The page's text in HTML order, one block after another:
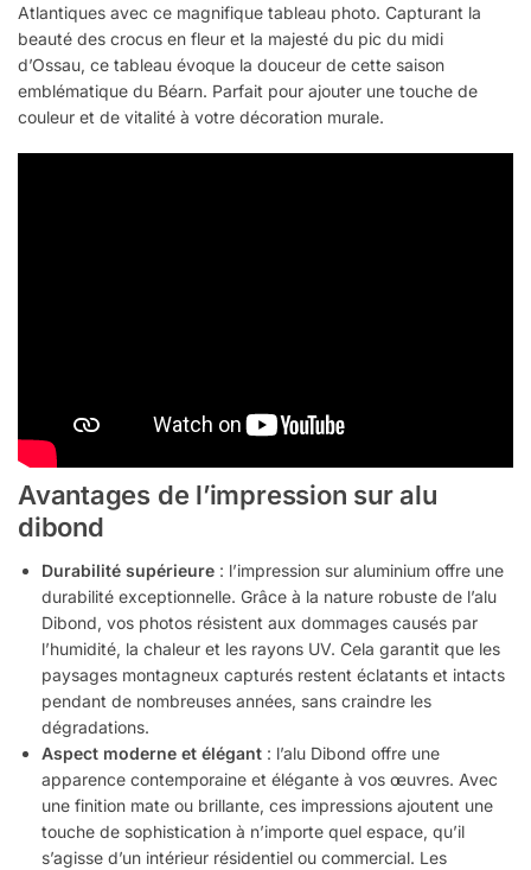
Atlantiques avec ce magnifique tableau photo. Capturant la
beauté des crocus en fleur et la majesté du pic du midi
d’Ossau, ce tableau évoque la douceur de cette saison
emblématique du Béarn. Parfait pour ajouter une touche de
couleur et de vitalité à votre décoration murale.
Avantages de l’impression sur alu
dibond
Durabilité supérieure : l’impression sur aluminium offre une
durabilité exceptionnelle. Grâce à la nature robuste de l’alu
Dibond, vos photos résistent aux dommages causés par
l’humidité, la chaleur et les rayons UV. Cela garantit que les
paysages montagneux capturés restent éclatants et intacts
pendant de nombreuses années, sans craindre les
dégradations.
Aspect moderne et élégant : l’alu Dibond offre une
apparence contemporaine et élégante à vos œuvres. Avec
une finition mate ou brillante, ces impressions ajoutent une
touche de sophistication à n’importe quel espace, qu’il
s’agisse d’un intérieur résidentiel ou commercial. Les